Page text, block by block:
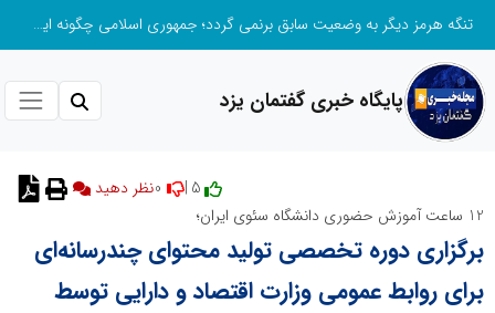
تنگه هرمز دیگر به وضعیت سابق برنمی گردد؛ جمهوری اسلامی چگونه این آبراه راهبردی را به دال مرکزی نظم امنیتی جدید غرب آسیا تبدیل می کند؟
پایگاه خبری گفتمان یزد
5 |
نظر دهید
12 ساعت آموزش حضوری دانشگاه سئوی ایران؛
برگزاری دوره تخصصی تولید محتوای چندرسانه‌ای
برای روابط عمومی وزارت اقتصاد و دارایی توسط